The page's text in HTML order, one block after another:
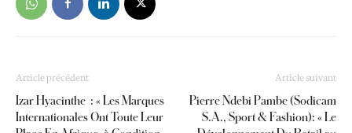
Article précédent
Izar Hyacinthe : « Les Marques
Internationales Ont Toute Leur
Article suivant
Pierre Ndebi Pambe (Sodicam
S.A., Sport & Fashion): « Le